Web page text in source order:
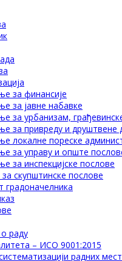
за финансије
за јавне набавке
за урбанизам,
за привреду и друштвене
локалне пореске
за управу и опште
за инспекцијске послове
скупштинске послове
градоначелника
раду
– ИСО 9001:2015
радних